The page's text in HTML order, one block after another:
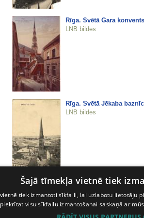
Rīga. Svētā Gara
LNB bildes
Rīga. Svētā Jēkaba
LNB bildes
Rīga. Teātra bulvāris
LNB bildes
Šajā tīmekļa vietnē tiek
tiek izmantoti sīkfaili, lai uzlabotu lietotāju
visu sīkfailu izmantošanai saskaņā ar